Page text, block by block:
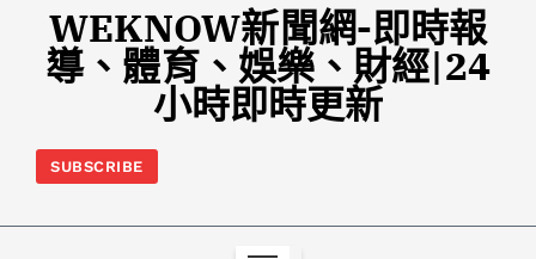
WEKNOW新聞網-即時報
導、體育、娛樂、財經|24
小時即時更新
SUBSCRIBE